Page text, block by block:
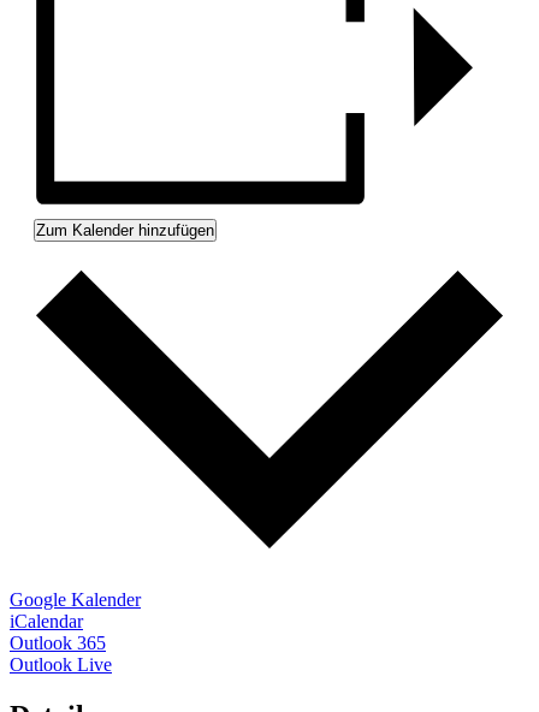
Zum Kalender hinzufügen
Google Kalender
iCalendar
Outlook 365
Outlook Live